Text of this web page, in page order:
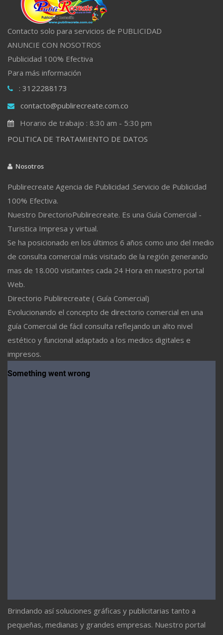
Contacto solo para servicios de PUBLICIDAD
ANUNCIE CON NOSOTROS
Publicidad 100% Efectiva
Para más información
: 3122288173
contacto@publirecreate.com.co
Horario de trabajo : 8:30 am - 5:30 pm
POLITICA DE TRATAMIENTO DE DATOS
Nosotros
Publirecreate Agencia de Publicidad .Servicio de Publicidad
100% Efectiva.
Nuestro DirectorioPublirecreate. Es una Guía Comercial -
Turistica Impresa y virtual.
Se ha posicionado en los últimos 6 años como uno del medio
de consulta comercial más visitado de la región generando
mas de 18.000 visitantes cada 24 Hora en nuestro portal
Web.
Directorio Publirecreate ( Guía Comercial)
Evolucionando el concepto de directorio comercial en una
guía Comercial de fácil consulta reflejando un alto nivel
estético y funcional adaptado a los medios digitales e
impresos.
Brindando así soluciones gráficas y publicitarias tanto a
pequeñas, medianas y grandes empresas. Nuestro portal